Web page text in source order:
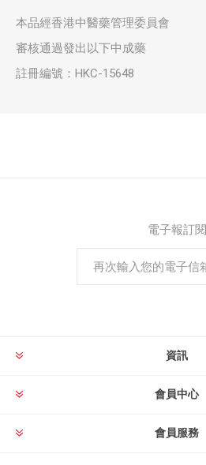
本品經香港中醫藥管理委員會
審核通過發出以下中成藥
註冊編號：HKC-15648
電子報訂閱
資訊
會員中心
會員服務